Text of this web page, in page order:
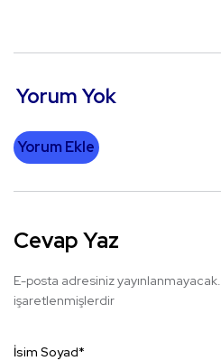
Yorum Yok
Yorum Ekle
Cevap Yaz
E-posta adresiniz yayınlanmayacak.
işaretlenmişlerdir
İsim Soyad*